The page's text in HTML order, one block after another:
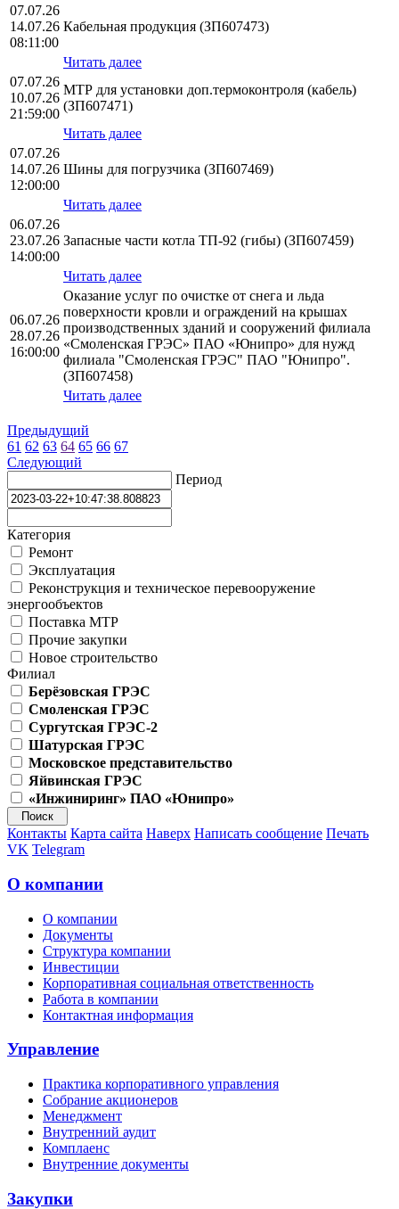
07.07.26
14.07.26
08:11:00
Кабельная продукция (ЗП607473)
Читать далее
07.07.26
10.07.26
21:59:00
МТР для установки доп.термоконтроля (кабель)
(ЗП607471)
Читать далее
07.07.26
14.07.26
12:00:00
Шины для погрузчика (ЗП607469)
Читать далее
06.07.26
23.07.26
14:00:00
Запасные части котла ТП-92 (гибы) (ЗП607459)
Читать далее
06.07.26
28.07.26
16:00:00
Оказание услуг по очистке от снега и льда
поверхности кровли и ограждений на крышах
производственных зданий и сооружений филиала
«Смоленская ГРЭС» ПАО «Юнипро» для нужд
филиала "Смоленская ГРЭС" ПАО "Юнипро".
(ЗП607458)
Читать далее
Предыдущий
61 62 63 64 65 66 67
Следующий
Период
Категория
Ремонт
Эксплуатация
Реконструкция и техническое перевооружение
энергообъектов
Поставка МТР
Прочие закупки
Новое строительство
Филиал
Берёзовская ГРЭС
Смоленская ГРЭС
Сургутская ГРЭС-2
Шатурская ГРЭС
Московское представительство
Яйвинская ГРЭС
«Инжиниринг» ПАО «Юнипро»
Контакты Карта сайта Наверх Написать сообщение Печать
VK Telegram
О компании
О компании
Документы
Структура компании
Инвестиции
Корпоративная социальная ответственность
Работа в компании
Контактная информация
Управление
Практика корпоративного управления
Собрание акционеров
Менеджмент
Внутренний аудит
Комплаенс
Внутренние документы
Закупки